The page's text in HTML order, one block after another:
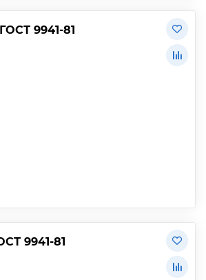
9941-81
9941-81